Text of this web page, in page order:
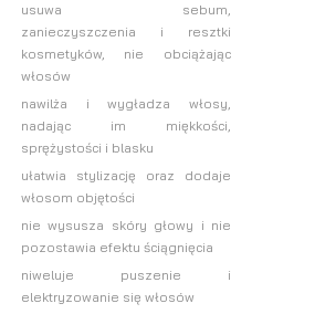
usuwa sebum,
zanieczyszczenia i resztki
kosmetyków, nie obciążając
włosów
nawilża i wygładza włosy,
nadając im miękkości,
sprężystości i blasku
ułatwia stylizację oraz dodaje
włosom objętości
nie wysusza skóry głowy i nie
pozostawia efektu ściągnięcia
niweluje puszenie i
elektryzowanie się włosów